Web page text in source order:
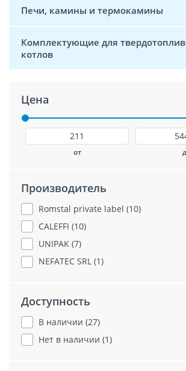
Печи, камины и термокамины
Комплектующие для
котлов
Цена
от
Производитель
Romstal private label (10)
CALEFFI (10)
UNIPAK (7)
NEFATEC SRL (1)
Доступность
В наличии (27)
Нет в наличии (1)